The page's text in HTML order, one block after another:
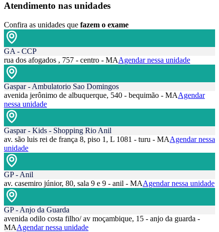
Atendimento nas unidades
Confira as unidades que fazem o exame
GA - CCP
rua dos afogados , 757 - centro - MAAgendar nessa unidade
Gaspar - Ambulatorio Sao Domingos
avenida jerônimo de albuquerque, 540 - bequimão - MAAgendar
nessa unidade
Gaspar - Kids - Shopping Rio Anil
av. são luis rei de frança 8, piso 1, L 1081 - turu - MAAgendar nessa
unidade
GP - Anil
av. casemiro júnior, 80, sala 9 e 9 - anil - MAAgendar nessa unidade
GP - Anjo da Guarda
avenida odilo costa filho/ av moçambique, 15 - anjo da guarda -
MAAgendar nessa unidade